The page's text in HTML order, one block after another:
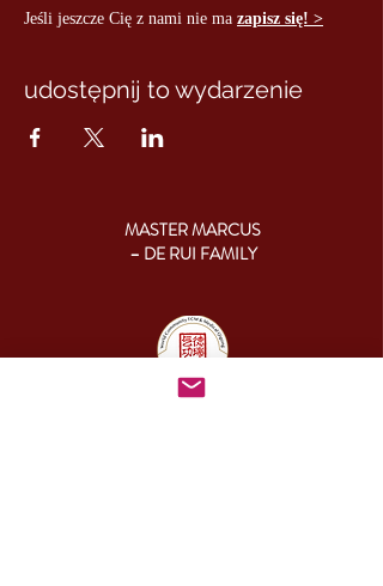
Jeśli jeszcze Cię z nami nie ma zapisz się! >
udostępnij to wydarzenie
MASTER MARCUS
– DE RUI FAMILY